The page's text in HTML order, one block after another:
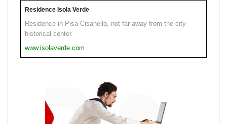
Residence Isola Verde
Residence in Pisa Cisanello, not far away from the city
historical center.
www.isolaverde.com